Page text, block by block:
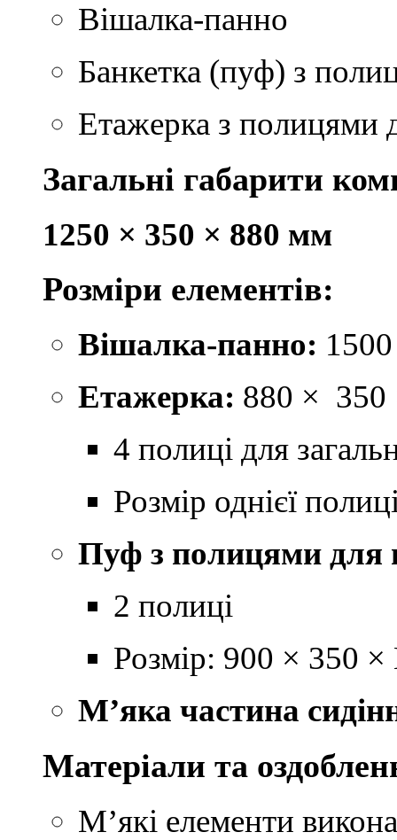
Вішалка-панно
Банкетка (пуф) з
Етажерка з полицями
Загальні габарити
1250 × 350 × 880 мм
Розміри елементів:
Вішалка-панно:
Етажерка: 880 ×
4 полиці для
Розмір однієї
Пуф з полицями для
2 полиці
Розмір: 900 × 350
М’яка частина
Матеріали та
М’які елементи